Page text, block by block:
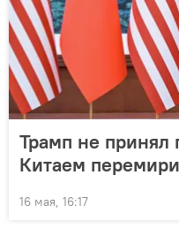
Трамп не принял
Китаем
16 мая, 16:17